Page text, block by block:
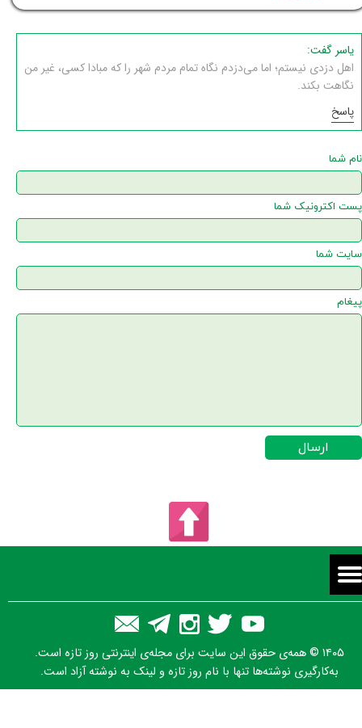
یاسر گفت:
اهل دزدی نیستم؛ اما می‌دزدم نگاه تمام مردم شهر را که مبادا کسی، غیر من
نگاهت بکند.
پاسخ
نام شما
پست اکترونیک شما
سایت شما
پیغام
ارسال
۱۴۰۵ © همه‌ی حقوق این سایت برای مجله‌ی اینترنتی روز تازه است.
به‌کارگیری نوشته‌ها تنها با نام روز تازه و لینک به نوشته آزاد است.